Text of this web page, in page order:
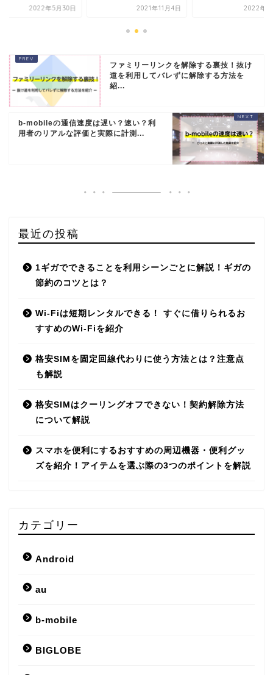
2022年5月30日 2021年11月4日 2022年1
ファミリーリンクを解除する裏技！抜け
道を利用してバレずに解除する方法を
紹...
b-mobileの通信速度は遅い？速い？利
用者のリアルな評価と実際に計測...
最近の投稿
1ギガでできることを利用シーンごとに解説！ギガの
節約のコツとは？
Wi-Fiは短期レンタルできる！ すぐに借りられるお
すすめのWi-Fiを紹介
格安SIMを固定回線代わりに使う方法とは？注意点
も解説
格安SIMはクーリングオフできない！契約解除方法
について解説
スマホを便利にするおすすめの周辺機器・便利グッ
ズを紹介！アイテムを選ぶ際の3つのポイントを解説
カテゴリー
Android
au
b-mobile
BIGLOBE